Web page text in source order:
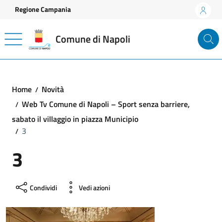
Vai ai contenuti
Vai al footer
Regione Campania
Comune di Napoli
Home
Novità
Web Tv Comune di Napoli – Sport senza barriere,
sabato il villaggio in piazza Municipio
3
3
Condividi Vedi azioni